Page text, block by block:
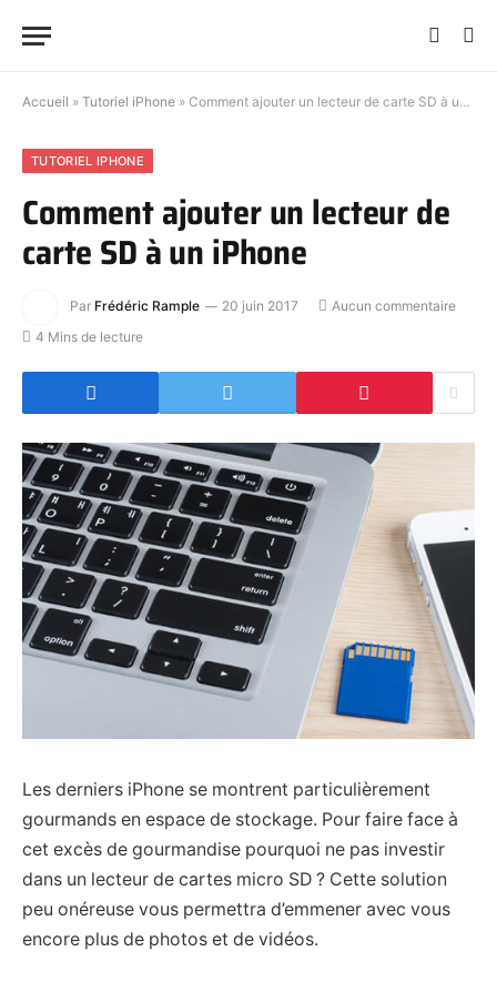
Accueil » Tutoriel iPhone » Comment ajouter un lecteur de carte SD à un iPhone
TUTORIEL IPHONE
Comment ajouter un lecteur de
carte SD à un iPhone
Par Frédéric Rample 20 juin 2017
Aucun commentaire
4 Mins de lecture
Les derniers iPhone se montrent particulièrement
gourmands en espace de stockage. Pour faire face à
cet excès de gourmandise pourquoi ne pas investir
dans un lecteur de cartes micro SD ? Cette solution
peu onéreuse vous permettra d’emmener avec vous
encore plus de photos et de vidéos.